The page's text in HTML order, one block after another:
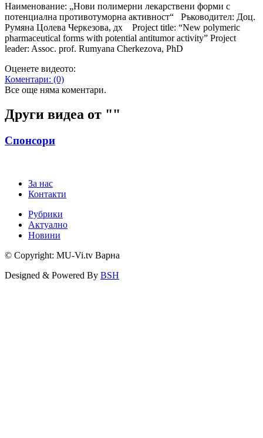
Наименование: „Нови полимерни лекарствени форми с
потенциална противотуморна активност“ Ръководител: Доц.
Румяна Цолева Черкезова, дх Project title: “New polymeric
pharmaceutical forms with potential antitumor activity” Project
leader: Assoc. prof. Rumyana Cherkezova, PhD
Оценете видеото:
Коментари: (0)
Все още няма коментари.
Други видеа от ""
Спонсори
За нас
Контакти
Рубрики
Актуално
Новини
© Copyright: MU-Vi.tv Варна
Designed & Powered By BSH